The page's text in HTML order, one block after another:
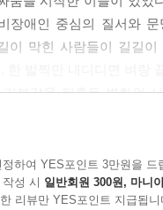
장애인 중심의 질서와
이 막힌 사람들이 길길
기본값을 뒤흔든 변화의
근거이자 토대가 되는
에서 혹은 시설에서
하여 YES포인트 3만원을 드
성 시 일반회원 300원, 마니
리뷰만 YES포인트 지급됩니